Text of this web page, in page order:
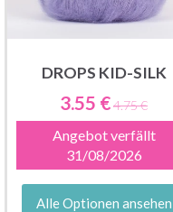
DROPS KID-SILK
3.55 €4.75 €
Angebot verfällt
31/08/2026
Alle Optionen ansehen